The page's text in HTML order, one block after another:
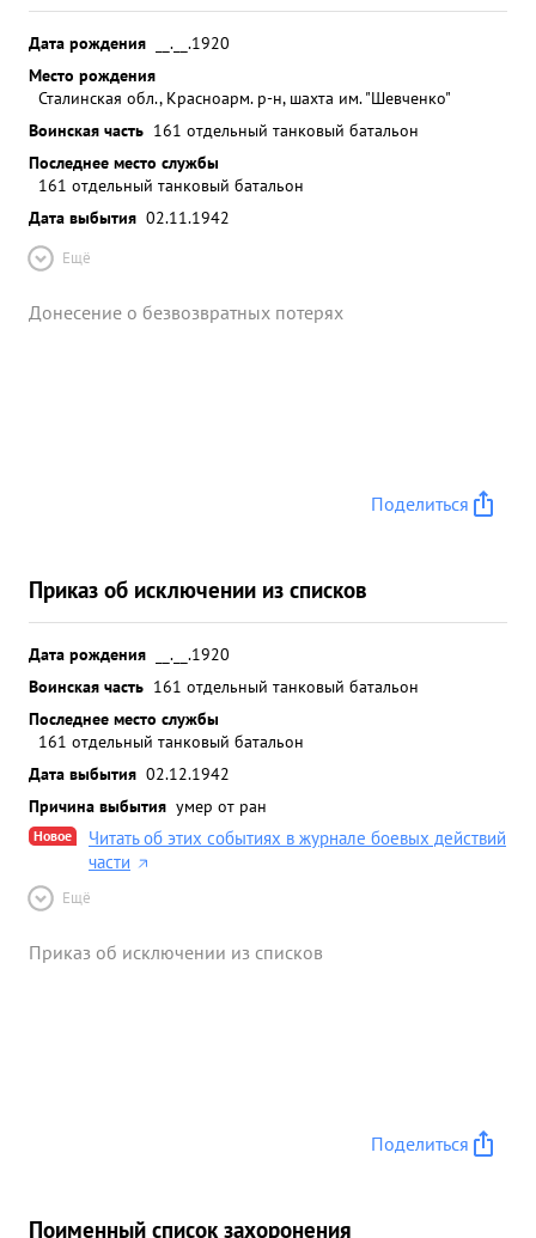
Дата рождения
__.__.1920
Место рождения
Сталинская обл., Красноарм. р-н, шахта им. "Шевченко"
Воинская часть 161 отдельный танковый батальон
Последнее место службы
161 отдельный танковый батальон
Дата выбытия 02.11.1942
Ещё
Донесение о безвозвратных потерях
Поделиться
Приказ об исключении из списков
Дата рождения
__.__.1920
Воинская часть 161 отдельный танковый батальон
Последнее место службы
161 отдельный танковый батальон
Дата выбытия 02.12.1942
Причина выбытия умер от ран
Новое
Читать об этих событиях в журнале боевых действий
части
Ещё
Приказ об исключении из списков
Поделиться
Поименный список захоронения